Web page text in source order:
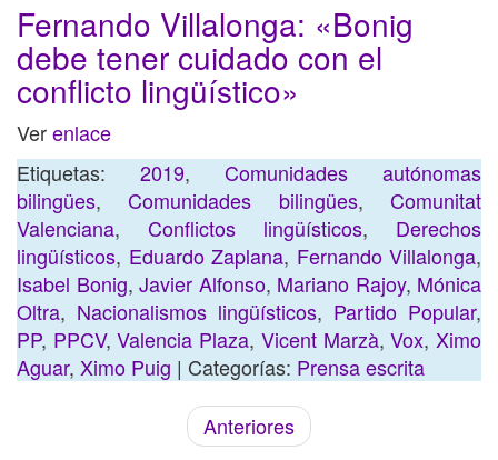
Fernando Villalonga: «Bonig
debe tener cuidado con el
conflicto lingüístico»
Verenlace
Etiquetas: 2019, Comunidades autónomas
bilingües,Comunidades bilingües,Comunitat
Valenciana, Conflictos lingüísticos, Derechos
lingüísticos, Eduardo Zaplana, Fernando Villalonga,
Isabel Bonig, Javier Alfonso, Mariano Rajoy, Mónica
Oltra, Nacionalismos lingüísticos, Partido Popular,
PP, PPCV,Valencia Plaza, Vicent Marzà,Vox, Ximo
Aguar, Ximo Puig | Categorías: Prensa escrita
Anteriores